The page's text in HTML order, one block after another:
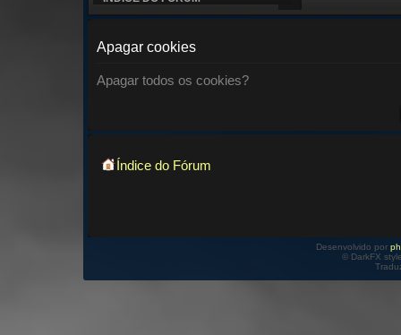
Apagar cookies
Apagar todos os cookies?
Índice do Fórum
Desenvolvido por
© DarkFX